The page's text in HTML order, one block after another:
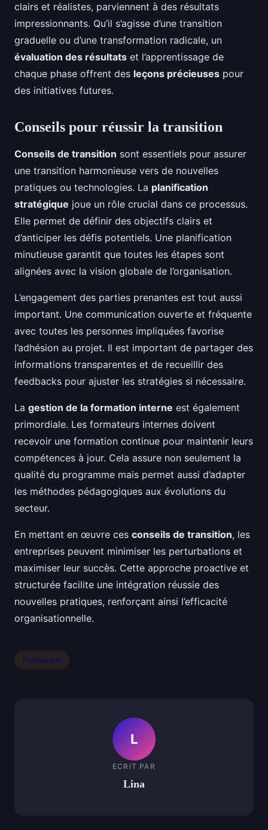
clairs et réalistes, parviennent à des résultats
impressionnants. Qu’il s’agisse d’une transition
graduelle ou d’une transformation radicale, un
évaluation des résultats et l’apprentissage de
chaque phase offrent des leçons précieuses pour
des initiatives futures.
Conseils pour réussir la transition
Conseils de transition sont essentiels pour assurer
une transition harmonieuse vers de nouvelles
pratiques ou technologies. La planification
stratégique joue un rôle crucial dans ce processus.
Elle permet de définir des objectifs clairs et
d’anticiper les défis potentiels. Une planification
minutieuse garantit que toutes les étapes sont
alignées avec la vision globale de l’organisation.
L’engagement des parties prenantes est tout aussi
important. Une communication ouverte et fréquente
avec toutes les personnes impliquées favorise
l’adhésion au projet. Il est important de partager des
informations transparentes et de recueillir des
feedbacks pour ajuster les stratégies si nécessaire.
La gestion de la formation interne est également
primordiale. Les formateurs internes doivent
recevoir une formation continue pour maintenir leurs
compétences à jour. Cela assure non seulement la
qualité du programme mais permet aussi d’adapter
les méthodes pédagogiques aux évolutions du
secteur.
En mettant en œuvre ces conseils de transition, les
entreprises peuvent minimiser les perturbations et
maximiser leur succès. Cette approche proactive et
structurée facilite une intégration réussie des
nouvelles pratiques, renforçant ainsi l’efficacité
organisationnelle.
Formation
L
ECRIT PAR
Lina